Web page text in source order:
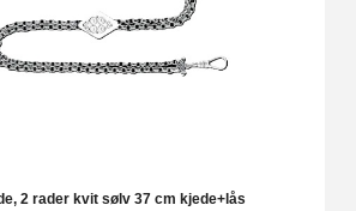
2 rader kvit sølv 37 cm kjede+lås